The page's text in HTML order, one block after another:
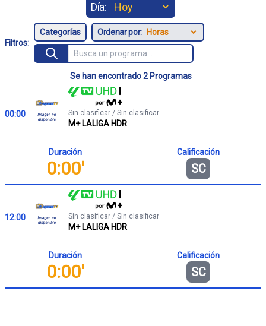
Día:
Filtros:
Ordenar por:
Se han encontrado 2 Programas
00:00 Sin clasificar / Sin clasificar
M+ LALIGA HDR
Duración
0:00'
Calificación
SC
12:00 Sin clasificar / Sin clasificar
M+ LALIGA HDR
Duración
0:00'
Calificación
SC